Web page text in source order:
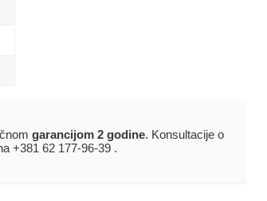
garancijom 2 godine. Konsultacije o
+381 62 177-96-39 .